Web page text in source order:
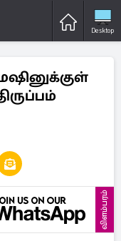
Desktop
விளம்பரம்